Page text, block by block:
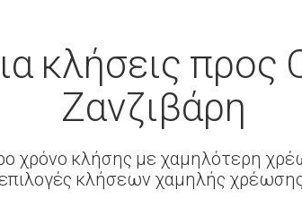
κλήσεις προς
Ζανζιβάρη
χρόνο κλήσης με χαμηλότερη
κλήσεων χαμηλής